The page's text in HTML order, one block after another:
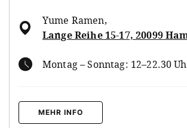
Yume Ramen,
Lange Reihe 15-17, 20099
Montag – Sonntag: 12–22.30
MEHR INFO